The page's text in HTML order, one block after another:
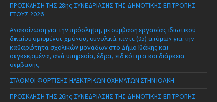
ΠΡΟΣΚΛΗΣΗ ΤΗΣ 28ης ΣΥΝΕΔΡΙΑΣΗΣ ΤΗΣ ΔΗΜΟΤΙΚΗΣ ΕΠΙΤΡΟΠΗΣ
ΕΤΟΥΣ 2026
Ανακοίνωση για την πρόσληψη, με σύμβαση εργασίας ιδιωτικού
δικαίου ορισμένου χρόνου, συνολικά πέντε (05) ατόμων για την
καθαριότητα σχολικών μονάδων στο Δήμο Ιθάκης και
συγκεκριμένα, ανά υπηρεσία, έδρα, ειδικότητα και διάρκεια
σύμβασης.
ΣΤΑΘΜΟΙ ΦΟΡΤΙΣΗΣ ΗΛΕΚΤΡΙΚΩΝ ΟΧΗΜΑΤΩΝ ΣΤΗΝ ΙΘΑΚΗ
ΠΡΟΣΚΛΗΣΗ ΤΗΣ 26ης ΣΥΝΕΔΡΙΑΣΗΣ ΤΗΣ ΔΗΜΟΤΙΚΗΣ ΕΠΙΤΡΟΠΗΣ